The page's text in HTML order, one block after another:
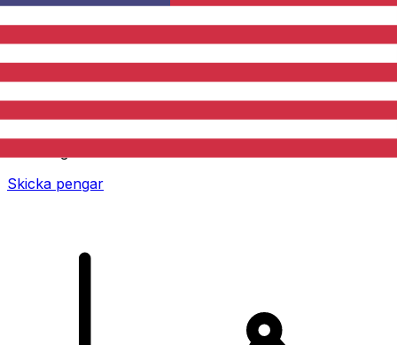
XE Internationella valutaöverföringar
Skicka pengar online snabbt, säkert och enkelt.
Skicka pengar